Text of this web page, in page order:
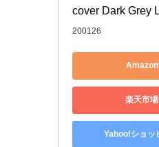
cover Dark Grey L
200126
Amazon
楽天市
Yahoo!ショッ